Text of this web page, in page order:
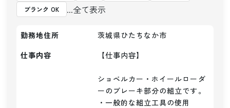
ブランク OK
...全て表示
勤務地住所
茨城県ひたちなか市
仕事内容
【仕事内容】
ショベルカー・ホイールローダ
ーのブレーキ部分の組立です。
・一般的な組立工具の使用